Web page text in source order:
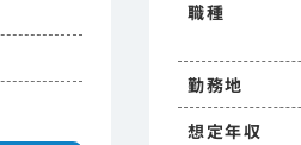
職種
勤務地
想定年収